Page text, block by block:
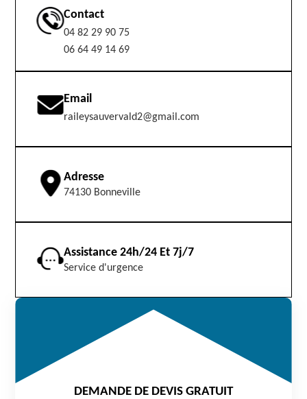
Contact
04 82 29 90 75
06 64 49 14 69
Email
raileysauvervald2@gmail.com
Adresse
74130 Bonneville
Assistance 24h/24 Et 7j/7
Service d'urgence
DEMANDE DE DEVIS GRATUIT